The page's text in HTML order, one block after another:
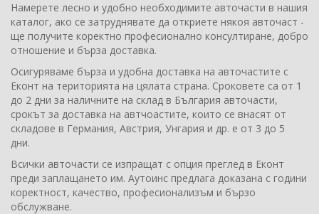
Намерете лесно и удобно необходимите авточасти в нашия
каталог, ако се затруднявате да откриете някоя авточаст -
ще получите коректно професионално консултиране, добро
отношение и бърза доставка.
Осигуряваме бърза и удобна доставка на авточастите с
Еконт на територията на цялата страна. Сроковете са от 1
до 2 дни за наличните на склад в България авточасти,
срокът за доставка на автчоастите, които се внасят от
складове в Германия, Австрия, Унгария и др. е от 3 до 5
дни.
Всички авточасти се изпращат с опция преглед в Еконт
преди заплащането им. Аутоинс предлага доказана с години
коректност, качество, професионализъм и бързо
обслужване.